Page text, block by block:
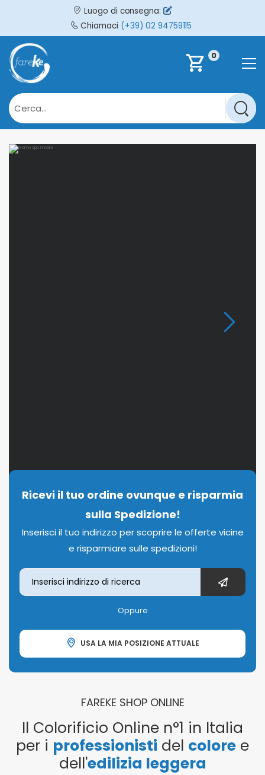
Luogo di consegna:
Chiamaci (+39) 02 94759115
shopping_cart 0
Ricevi il tuo ordine ovunque e risparmia
sulla Spedizione!
Inserisci il tuo indirizzo per scoprire le offerte vicine
e risparmiare sulle spedizioni!
Oppure
USA LA MIA POSIZIONE ATTUALE
FAREKE SHOP ONLINE
Il Colorificio Online n°1 in Italia
per i professionisti del colore e
dell'edilizia leggera